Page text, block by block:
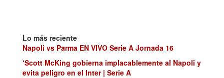
Lo más reciente
Napoli vs Parma EN VIVO Serie A Jornada 16
‘Scott McKing gobierna implacablemente al Napoli y
evita peligro en el Inter | Serie A